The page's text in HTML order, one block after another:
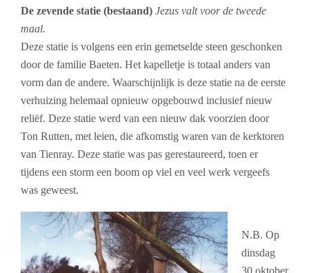
De zevende statie (bestaand) Jezus valt voor de tweede
maal.
Deze statie is volgens een erin gemetselde steen geschonken
door de familie Baeten. Het kapelletje is totaal anders van
vorm dan de andere. Waarschijnlijk is deze statie na de eerste
verhuizing helemaal opnieuw opgebouwd inclusief nieuw
reliëf. Deze statie werd van een nieuw dak voorzien door
Ton Rutten, met leien, die afkomstig waren van de kerktoren
van Tienray. Deze statie was pas gerestaureerd, toen er
tijdens een storm een boom op viel en veel werk vergeefs
was geweest.
N.B. Op
dinsdag